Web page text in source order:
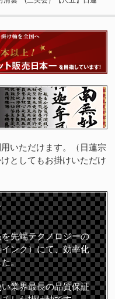
いただけます。（日蓮宗
としてもお掛けいただけ
先端テクノロジーの
ンク）にて、効率化
た。
業界最長の品質保証